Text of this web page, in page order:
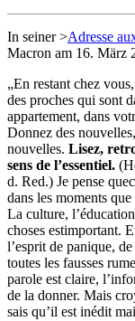
In seiner >Adresse
Macron am 16. März
„En restant chez
des proches qui sont
appartement, dans
Donnez des
nouvelles. Lisez,
sens de l’essentiel.
d. Red.) Je pense
dans les moments
La culture,
choses estimportant.
l’esprit de panique,
toutes les fausses
parole est claire,
de la donner. Mais
sais qu’il est inédit